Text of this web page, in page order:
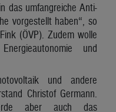
das umfangreiche Anti-
vorgestellt haben“, so
(ÖVP). Zudem wolle
und
und andere
Christof Germann.
aber auch das